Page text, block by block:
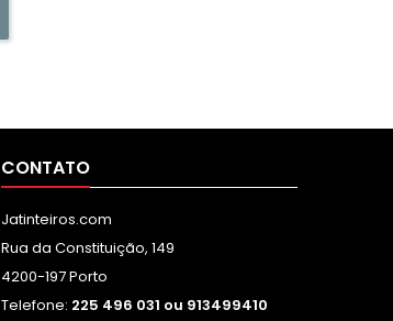
CONTATO
Jatinteiros.com
Rua da Constituição, 149
4200-197 Porto
Telefone: 225 496 031 ou 913499410